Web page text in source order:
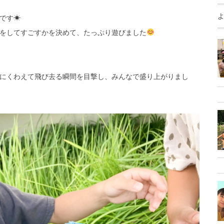
です☀︎
してすごすかを決めて、たっぷり遊びました
くわえて飛び去る瞬間を目撃し、みんなで盛り上がりまし